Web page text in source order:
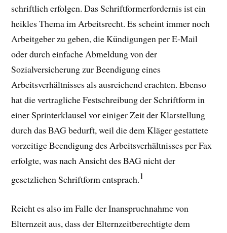
schriftlich erfolgen.Das Schriftformerfordernis ist ein
heikles Thema im Arbeitsrecht. Es scheint immer noch
Arbeitgeber zu geben, die Kündigungen per E-Mail
oder durch einfache Abmeldung von der
Sozialversicherung zur Beendigung eines
Arbeitsverhältnisses als ausreichend erachten. Ebenso
hat die vertragliche Festschreibung der Schriftform in
einer Sprinterklausel vor einiger Zeit der Klarstellung
durch das BAG bedurft, weil die dem Kläger gestattete
vorzeitige Beendigung des Arbeitsverhältnisses per Fax
erfolgte, was nach Ansicht des BAG nicht der
gesetzlichen Schriftform entsprach.1
Reicht es also im Falle der Inanspruchnahme von
Elternzeit aus, dass der Elternzeitberechtigte dem